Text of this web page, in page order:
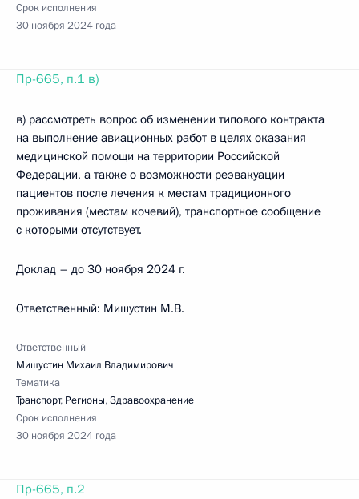
Срок исполнения
30 ноября 2024 года
Пр-665, п.1 в)
в) рассмотреть вопрос об изменении типового контракта
на выполнение авиационных работ в целях оказания
медицинской помощи на территории Российской
Федерации, а также о возможности реэвакуации
пациентов после лечения к местам традиционного
проживания (местам кочевий), транспортное сообщение
с которыми отсутствует.
Доклад – до 30 ноября 2024 г.
Ответственный: Мишустин М.В.
Ответственный
Мишустин Михаил Владимирович
Тематика
Транспорт, Регионы,Здравоохранение
Срок исполнения
30 ноября 2024 года
Пр-665, п.2